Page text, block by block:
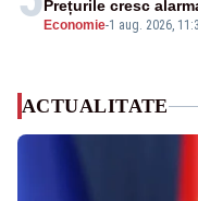
Economie-1 aug. 2026,
Prețurile cresc
ACTUALITATE